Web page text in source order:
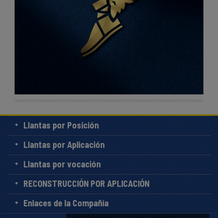
Llantas por Posición
Llantas por Aplicación
Llantas por vocación
RECONSTRUCCIÓN POR APLICACIÓN
Enlaces de la Compañía